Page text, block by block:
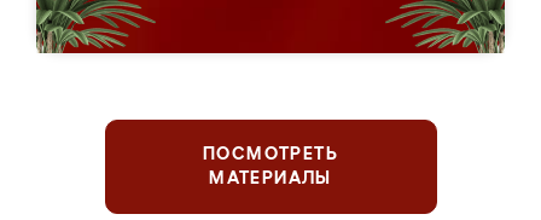
ПОСМОТРЕТЬ
МАТЕРИАЛЫ